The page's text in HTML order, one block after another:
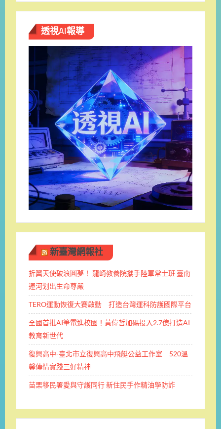
透視AI報導
新臺灣網報社
折翼天使破浪圓夢！ 龍崎教養院攜手陸軍常士班 ​臺南
運河划出生命尊嚴
TERO運動恢復大賽啟動 打造台灣運科防護國際平台
全國首批AI筆電進校園！黃偉哲加碼投入2.7億打造AI
教育新世代
復興高中-臺北市立復興高中飛艇公益工作室 520溫
馨傳情實踐三好精神
苗栗移民署愛與守護同行 新住民手作精油學防詐